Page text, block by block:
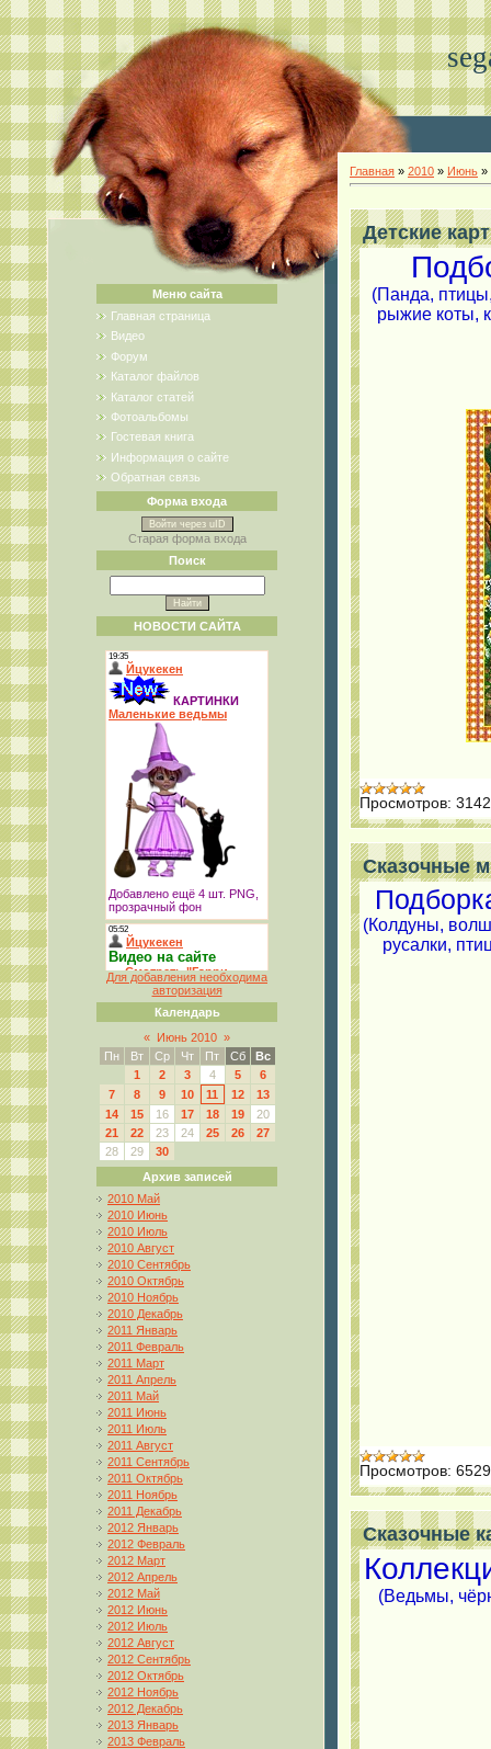
Меню сайта
Главная страница
Видео
Форум
Каталог файлов
Каталог статей
Фотоальбомы
Гостевая книга
Информация о сайте
Обратная связь
Форма входа
Войти через uID
Старая форма входа
Поиск
НОВОСТИ САЙТА
Для добавления необходима
авторизация
Календарь
« Июнь 2010 »
Пн
Вт Ср Чт Пт Сб
Вс
1
2 3 4 5
6
7
8 9 10 11 12
13
14
15 16 17 18 19
20
21
22 23 24 25 26
27
28
29
30
Архив записей
2010 Май
2010 Июнь
2010 Июль
2010 Август
2010 Сентябрь
2010 Октябрь
2010 Ноябрь
2010 Декабрь
2011 Январь
2011 Февраль
2011 Март
2011 Апрель
2011 Май
2011 Июнь
2011 Июль
2011 Август
2011 Сентябрь
2011 Октябрь
2011 Ноябрь
2011 Декабрь
2012 Январь
2012 Февраль
2012 Март
2012 Апрель
2012 Май
2012 Июнь
2012 Июль
2012 Август
2012 Сентябрь
2012 Октябрь
2012 Ноябрь
2012 Декабрь
2013 Январь
2013 Февраль
Главная » 2010 » Июнь »
Детские
(Панда,
рыжие коты,
Просмотров: 3142
Сказочные
(Колдуны,
русалки,
Просмотров: 6529
Сказочные
(Ведьмы,